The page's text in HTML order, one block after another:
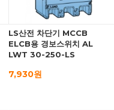
LS산전 차단기 MCCB
ELCB용 경보스위치 AL
LWT 30-250-LS
7,930원